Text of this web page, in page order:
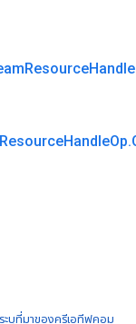
ResourceHandle
ResourceHandleOp.
บุที่มาของครีเอทีฟคอม